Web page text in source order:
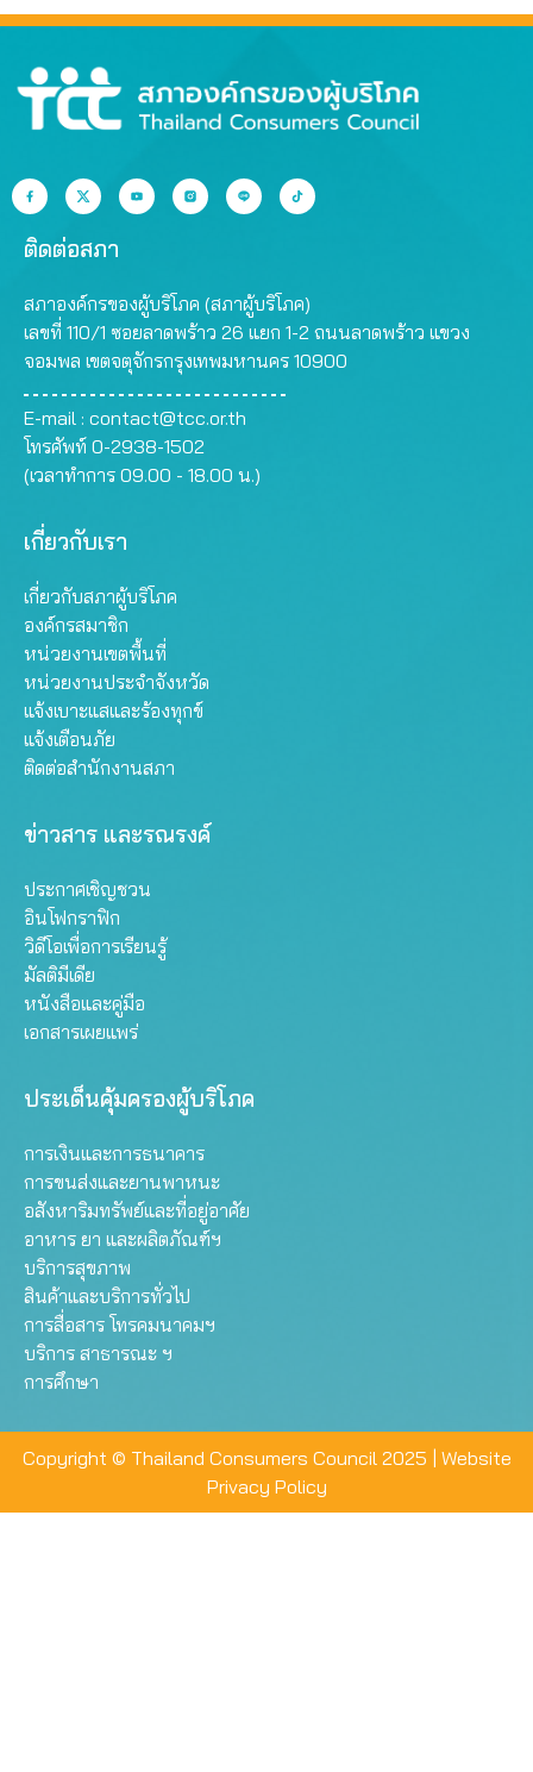
ติดต่อสภา
สภาองค์กรของผู้บริโภค (สภาผู้บริโภค)
เลขที่ 110/1 ซอยลาดพร้าว 26 แยก 1-2 ถนนลาดพร้าว แขวง
จอมพล เขตจตุจักรกรุงเทพมหานคร 10900
E-mail : contact@tcc.or.th
โทรศัพท์ 0-2938-1502
(เวลาทำการ 09.00 - 18.00 น.)
เกี่ยวกับเรา
เกี่ยวกับสภาผู้บริโภค
องค์กรสมาชิก
หน่วยงานเขตพื้นที่
หน่วยงานประจำจังหวัด
แจ้งเบาะแสและร้องทุกข์
แจ้งเตือนภัย
ติดต่อสำนักงานสภา
ข่าวสาร และรณรงค์
ประกาศเชิญชวน
อินโฟกราฟิก
วิดีโอเพื่อการเรียนรู้
มัลติมีเดีย
หนังสือและคู่มือ
เอกสารเผยแพร่
ประเด็นคุ้มครองผู้บริโภค
การเงินและการธนาคาร
การขนส่งและยานพาหนะ
อสังหาริมทรัพย์และที่อยู่อาศัย
อาหาร ยา และผลิตภัณฑ์ฯ
บริการสุขภาพ
สินค้าและบริการทั่วไป
การสื่อสาร โทรคมนาคมฯ
บริการ สาธารณะ ฯ
การศึกษา
Copyright © Thailand Consumers Council 2025 | Website
Privacy Policy